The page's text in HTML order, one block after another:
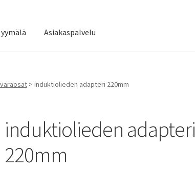
Asiakaspalvelu
> induktiolieden adapteri 220mm
induktiolieden adapteri
220mm